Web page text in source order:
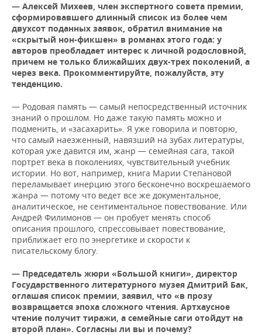
— Алексей Михеев, член экспертного совета премии,
сформировавшего длинный список из более чем
двухсот поданных заявок, обратил внимание на
«скрытый нон-фикшен» в романах этого года: у
авторов преобладает интерес к личной родословной,
причем не только ближайших двух-трех поколений, а
через века. Прокомментируйте, пожалуйста, эту
тенденцию.
— Родовая память — самый непосредственный источник
знаний о прошлом. Но даже такую память можно и
подменить, и «засахарить». Я уже говорила и повторю,
что самый наезженный, навязший на зубах литературы,
которая уже давится им, жанр — семейная сага, такой
портрет века в поколениях, чувствительный учебник
истории. Но вот, например, книга Марии Степановой
переламывает инерцию этого бесконечно воскрешаемого
жанра — потому что ведет все же документальное,
аналитическое, не сентиментальное повествование. Или
Андрей Филимонов — он пробует менять способ
описания прошлого, спрессовывает повествование,
приближает его по энергетике и скорости к
писательскому блогу.
— Председатель жюри «Большой книги», директор
Государственного литературного музея Дмитрий Бак,
оглашая список премии, заявил, что «в прозу
возвращается эпоха сложного чтения. Артхаусное
чтение получит тиражи, а семейные саги отойдут на
второй план». Согласны ли вы и почему?